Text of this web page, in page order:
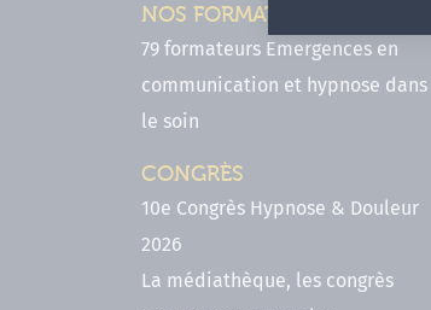
NOS FORMATEURS
79 formateurs Emergences en
communication et hypnose dans
le soin
CONGRÈS
10e Congrès Hypnose & Douleur
2026
La médiathèque, les congrès